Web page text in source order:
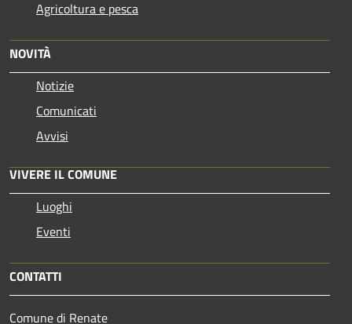
Agricoltura e pesca
NOVITÀ
Notizie
Comunicati
Avvisi
VIVERE IL COMUNE
Luoghi
Eventi
CONTATTI
Comune di Renate